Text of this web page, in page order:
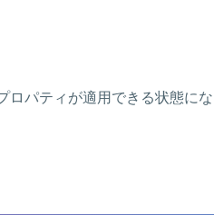
ロパティが適用できる状態に